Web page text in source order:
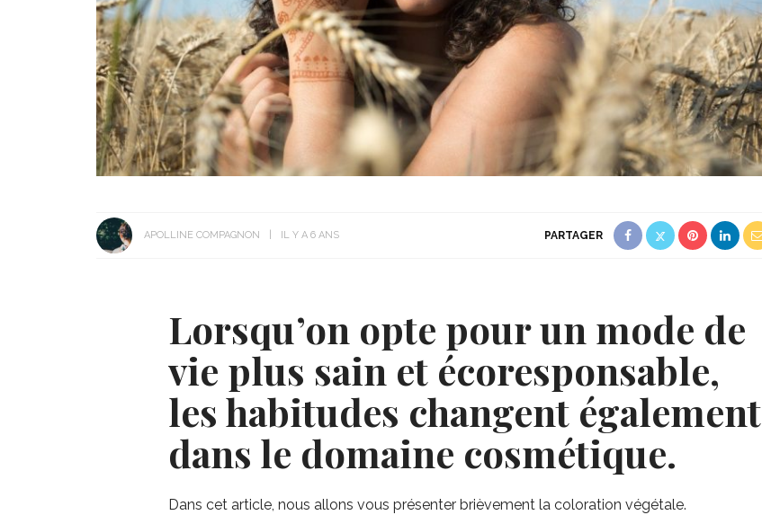
APOLLINE COMPAGNON IL Y A 6 ANS PARTAGER
Lorsqu’on opte pour un mode de
vie plus sain et écoresponsable,
les habitudes changent également
dans le domaine cosmétique.
Dans cet article, nous allons vous présenter brièvement la coloration végétale.